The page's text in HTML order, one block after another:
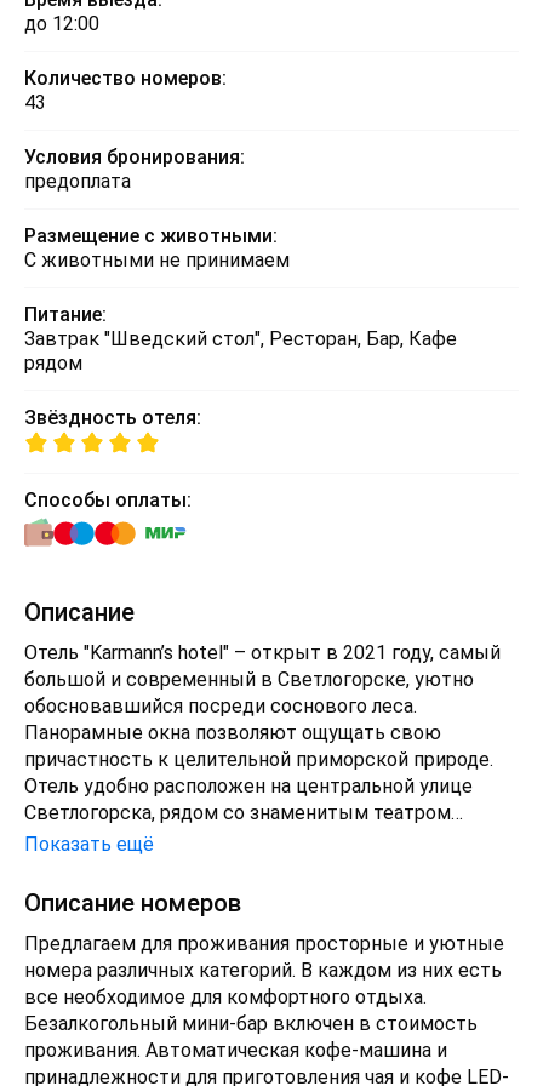
до 12:00
Количество номеров:
43
Условия бронирования:
предоплата
Размещение с животными:
С животными не принимаем
Питание:
Завтрак "Шведский стол", Ресторан, Бар, Кафе
рядом
Звёздность отеля:
Способы оплаты:
Описание
Отель "Karmann’s hotel" – открыт в 2021 году, самый
большой и современный в Светлогорске, уютно
обосновавшийся посреди соснового леса.
Панорамные окна позволяют ощущать свою
причастность к целительной приморской природе.
Отель удобно расположен на центральной улице
Светлогорска, рядом со знаменитым театром
Янтарь-Холл и Органным залом, в двух минутах
к пляжу. Помимо размещения в комфортабельных
номерах различных категорий с современным
оснащением, отель предлагает ресторан
современной здоровой кухни "Феликс Круль" с
элементами авантюризма. В основе меню лежат
блюда, приготовленные в уникальной угольной печи.
На крыше расположен панорамный бар "Höhe".Также,
имеются: два конференц-зала, тренажерный зал и
Показать ещё
Описание номеров
Предлагаем для проживания просторные и уютные
номера различных категорий. В каждом из них есть
все необходимое для комфортного отдыха.
Безалкогольный мини-бар включен в стоимость
проживания. Автоматическая кофе-машина и
принадлежности для приготовления чая и кофе LED-